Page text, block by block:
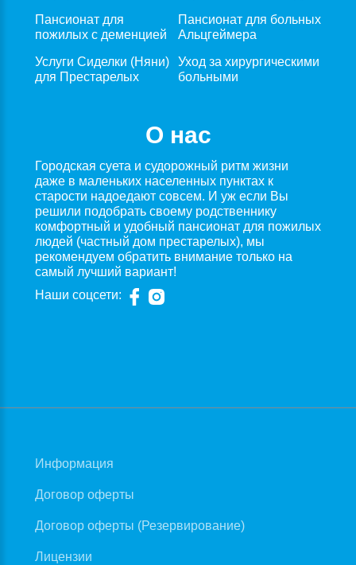
Пансионат для
пожилых с деменцией
Пансионат для больных
Альцгеймера
Услуги Сиделки (Няни)
для Престарелых
Уход за хирургическими
больными
О нас
Городская суета и судорожный ритм жизни
даже в маленьких населенных пунктах к
старости надоедают совсем. И уж если Вы
решили подобрать своему родственнику
комфортный и удобный пансионат для пожилых
людей (частный дом престарелых), мы
рекомендуем обратить внимание только на
самый лучший вариант!
Наши соцсети:
Информация
Договор оферты
Договор оферты (Резервирование)
Лицензии